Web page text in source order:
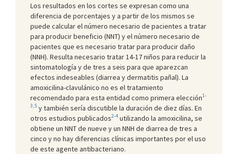
Los resultados en los cortes se expresan como una
diferencia de porcentajes y a partir de los mismos se
puede calcular el número necesario de pacientes a tratar
para producir beneficio (NNT) y el número necesario de
pacientes que es necesario tratar para producir daño
(NNH). Resulta necesario tratar 14-17 niños para reducir la
sintomatología y de tres a seis para que aparezcan
efectos indeseables (diarrea y dermatitis pañal). La
amoxicilina-clavulánico no es el tratamiento
recomendado para esta entidad como primera elección1-
3,5 y también sería discutible la duración de diez días. En
otros estudios publicados2-4 utilizando la amoxicilina, se
obtiene un NNT de nueve y un NNH de diarrea de tres a
cinco y no hay diferencias clínicas importantes por el uso
de este agente antibacteriano.